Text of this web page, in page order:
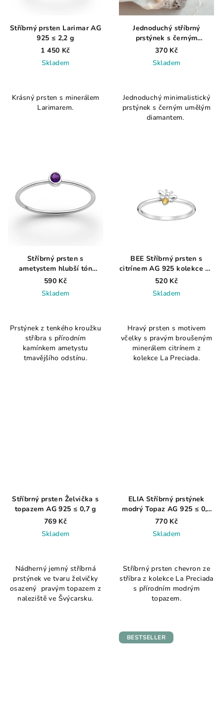
Stříbrný prsten Larimar AG
925 ≤ 2,2 g
1 450 Kč
Skladem
produktu
je
Krásný prsten s minerálem
Larimarem.
Jednoduchý stříbrný
prstýnek s černým
zirkonem AG 925 ≤ 0,6 g
370 Kč
Skladem
produktu
je
5,0
Jednoduchý minimalistický
prstýnek s černým umělým
diamantem.
Stříbrný prsten s
ametystem hlubší tón
RYBY, KOZOROH, PANNA
AG925≤0,6g
590 Kč
Skladem
produktu
je
4,2
z
Prstýnek z tenkého kroužku
stříbra s přírodním
kamínkem ametystu
tmavějšího odstínu.
BEE Stříbrný prsten s
citrínem AG 925 kolekce La
Preciada AG 925 ≤ 1 g
520 Kč
Skladem
produktu
je
4,2
z
Hravý prsten s motivem
včelky s pravým broušeným
minerálem citrínem z
kolekce La Preciada.
Stříbrný prsten Želvička s
topazem AG 925 ≤ 0,7 g
769 Kč
Skladem
produktu
je
5,0
z
Nádherný jemný stříbrná
prstýnek ve tvaru želvičky
osazený pravým topazem z
naleziště ve Švýcarsku.
ELIA Stříbrný prstýnek
modrý Topaz AG 925 ≤ 0,8
g
770 Kč
Skladem
produktu
je
4,5
z
Stříbrný prsten chevron ze
stříbra z kolekce La Preciada
s přírodním modrým
topazem.
BESTSELLER